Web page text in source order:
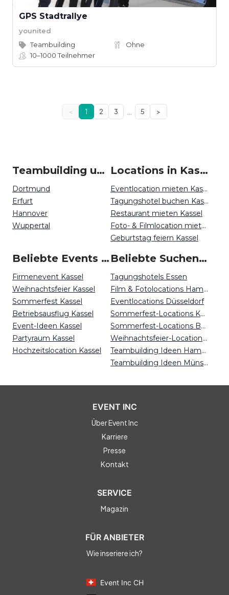
GPS Stadtrallye
younited
Teambuilding
Ohne
10–1000Teilnehmer
< 1 2 3 … 5 >
Teambuilding um Kassel
Dortmund
Erfurt
Hannover
Wuppertal
Locations in Kassel mieten
Eventlocation mieten Kassel
Tagungshotel buchen Kassel
Restaurant mieten Kassel
Foto- & Filmlocation mieten Kassel
Geburtstag feiern Kassel
Beliebte Events in Kassel
Firmenevent Kassel
Weihnachtsfeier Kassel
Sommerfest Kassel
Betriebsausflug Kassel
Event-Ideen Kassel
Partyraum Kassel
Hochzeitslocation Kassel
Beliebte Suchen auf Event Inc
Tagungshotels Essen
Film & Fotolocations Hamburg
Eventlocations Düsseldorf
Sommerfest-Locations Köln
Sommerfest-Locations Bonn
Weihnachtsfeier-Locations München
Teambuilding Ideen Hamburg
Teambuilding Ideen Münster
EVENT INC
Über Event Inc
Karriere
Presse
Kontakt
SERVICE
Magazin
FÜR ANBIETER
Wie inseriere ich?
Event Inc CH